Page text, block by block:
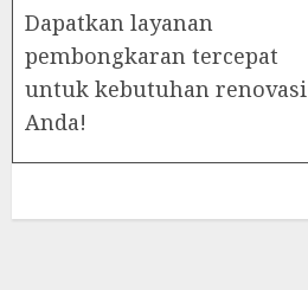
Dapatkan layanan
pembongkaran tercepat
untuk kebutuhan renovasi
Anda!